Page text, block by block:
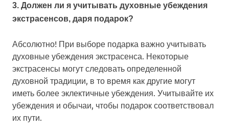
3. Должен ли я учитывать духовные убеждения
экстрасенсов, даря подарок?
Абсолютно! При выборе подарка важно учитывать
духовные убеждения экстрасенса. Некоторые
экстрасенсы могут следовать определенной
духовной традиции, в то время как другие могут
иметь более эклектичные убеждения. Учитывайте их
убеждения и обычаи, чтобы подарок соответствовал
их пути.